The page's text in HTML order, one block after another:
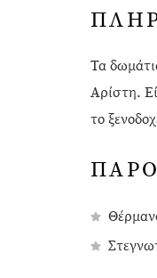
Τα
Αρίστη.
το